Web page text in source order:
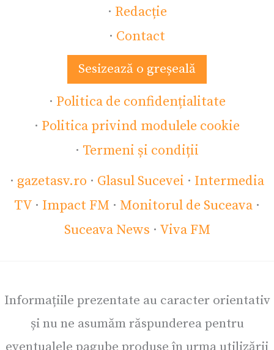
· Redacție
· Contact
Sesizează o greșeală
· Politica de confidențialitate
· Politica privind modulele cookie
· Termeni și condiții
· gazetasv.ro · Glasul Sucevei · Intermedia
TV · Impact FM · Monitorul de Suceava ·
Suceava News · Viva FM
Informațiile prezentate au caracter orientativ
și nu ne asumăm răspunderea pentru